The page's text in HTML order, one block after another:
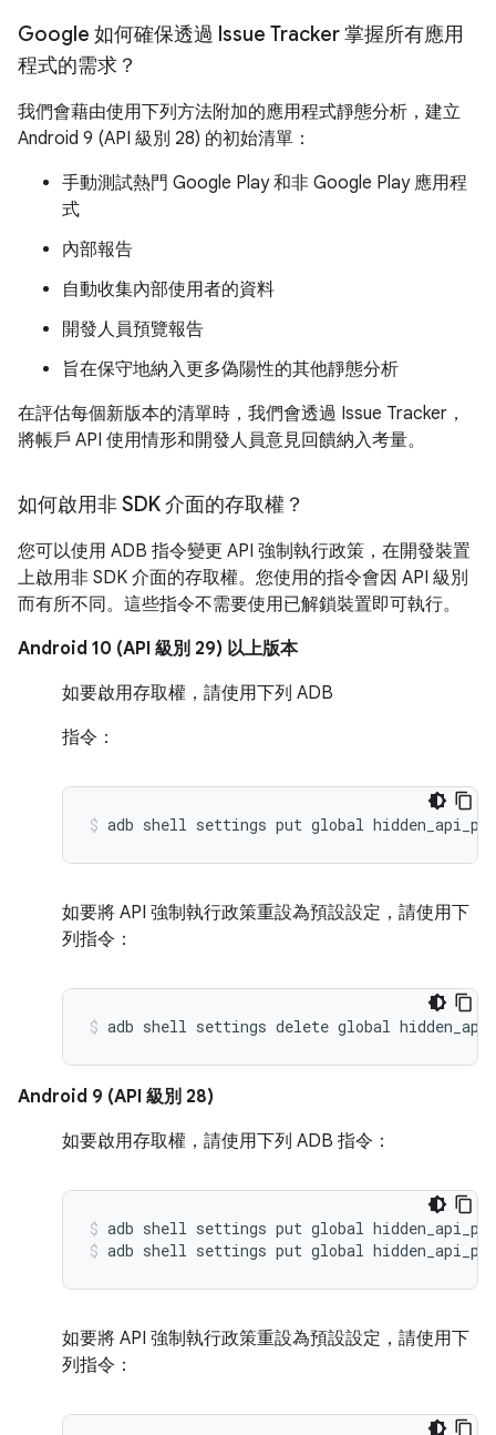
Google 如何確保透過 Issue Tracker 掌握所有應用
程式的需求？
我們會藉由使用下列方法附加的應用程式靜態分析，建立
Android 9 (API 級別 28) 的初始清單：
手動測試熱門 Google Play 和非 Google Play 應用程
式
內部報告
自動收集內部使用者的資料
開發人員預覽報告
旨在保守地納入更多偽陽性的其他靜態分析
在評估每個新版本的清單時，我們會透過 Issue Tracker，
將帳戶 API 使用情形和開發人員意見回饋納入考量。
如何啟用非 SDK 介面的存取權？
您可以使用 ADB 指令變更 API 強制執行政策，在開發裝置
上啟用非 SDK 介面的存取權。您使用的指令會因 API 級別
而有所不同。這些指令不需要使用已解鎖裝置即可執行。
Android 10 (API 級別 29) 以上版本
如要啟用存取權，請使用下列 ADB
指令：
如要將 API 強制執行政策重設為預設設定，請使用下
列指令：
Android 9 (API 級別 28)
如要啟用存取權，請使用下列 ADB 指令：
adb shell settings put global
adb shell settings put global
如要將 API 強制執行政策重設為預設設定，請使用下
列指令：